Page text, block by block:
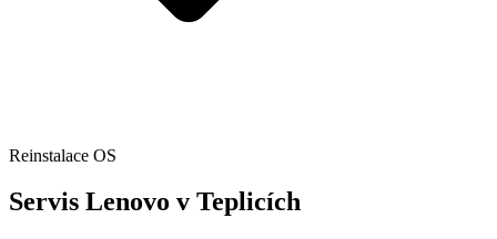
Reinstalace OS
Servis Lenovo v Teplicích